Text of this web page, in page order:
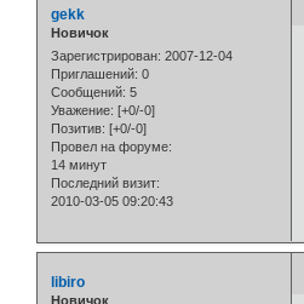
gekk
Новичок
Зарегистрирован: 2007-12-04
Приглашений: 0
Сообщений: 5
Уважение: [+0/-0]
Позитив: [+0/-0]
Провел на форуме:
14 минут
Последний визит:
2010-03-05 09:20:43
libiro
Новичок